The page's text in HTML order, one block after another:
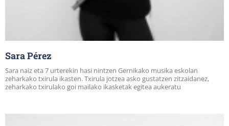
Sara Pérez
Sara naiz eta 7 urterekin hasi nintzen Gernikako musika eskolan
zeharkako txirula ikasten. Txirula jotzea asko gustatzen zitzaidanez,
zeharkako txirulako goi mailako ikasketak egitea aukeratu